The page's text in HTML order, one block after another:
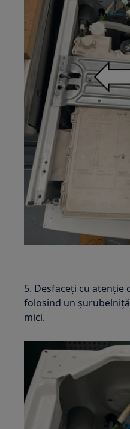
5. Desfaceți cu atenție
folosind un
mici.